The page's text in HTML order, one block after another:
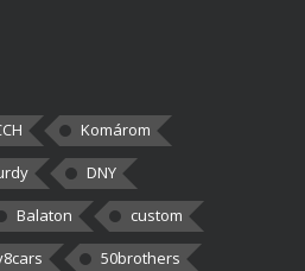
Komárom
DNY
Balaton
custom
50brothers